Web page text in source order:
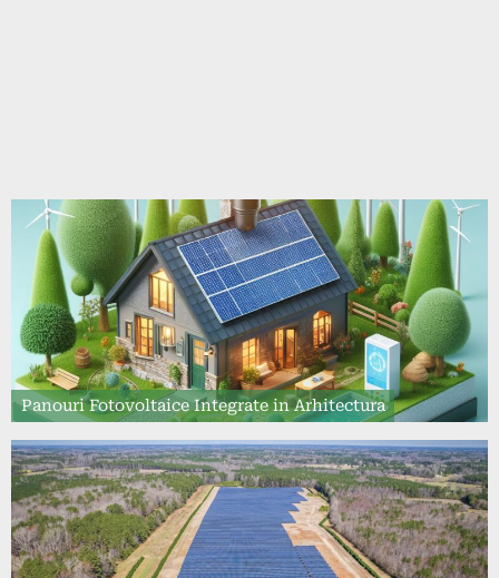
Panouri Fotovoltaice Integrate in Arhitectura